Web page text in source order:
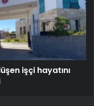
işçi hayatını